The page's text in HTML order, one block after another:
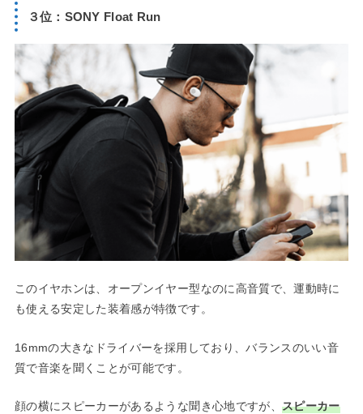
３位：SONY Float Run
このイヤホンは、オープンイヤー型なのに高音質で、運動時に
も使える安定した装着感が特徴です。
16mmの大きなドライバーを採用しており、バランスのいい音
質で音楽を聞くことが可能です。
顔の横にスピーカーがあるような聞き心地ですが、 スピーカー